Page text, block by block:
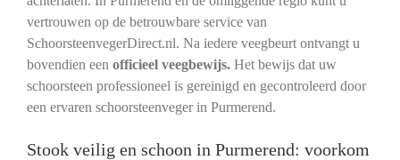
vertrouwen op de betrouwbare service van
SchoorsteenvegerDirect.nl. Na iedere veegbeurt ontvangt u
bovendien een officieel veegbewijs. Het bewijs dat uw
schoorsteen professioneel is gereinigd en gecontroleerd door
een ervaren schoorsteenveger in Purmerend.
Stook veilig en schoon in Purmerend: voorkom